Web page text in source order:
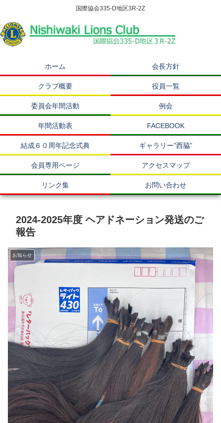
国際協会335-D地区3R-2Z
ホーム 会長方針
クラブ概要 役員一覧
委員会年間活動 例会
年間活動表 FACEBOOK
結成６０周年記念式典 ギャラリー”西脇”
会員専用ページ アクセスマップ
リンク集 お問い合わせ
2024-2025年度 ヘアドネーション発送のご
報告
お知らせ